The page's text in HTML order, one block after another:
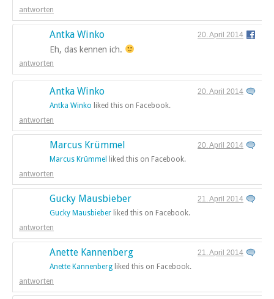
antworten
Antka Winko 20. April 2014
Eh, das kennen ich.
antworten
Antka Winko
20. April 2014
Antka Winko liked this on Facebook.
antworten
Marcus Krümmel
20. April 2014
Marcus Krümmel
liked this on Facebook.
antworten
Gucky Mausbieber
21. April 2014
Gucky Mausbieber liked this on Facebook.
antworten
Anette Kannenberg
21. April 2014
Anette Kannenberg liked this on Facebook.
antworten